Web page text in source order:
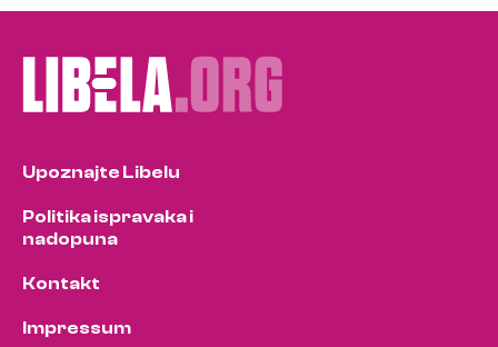
Upoznajte Libelu
Politika ispravaka i
nadopuna
Kontakt
Impressum